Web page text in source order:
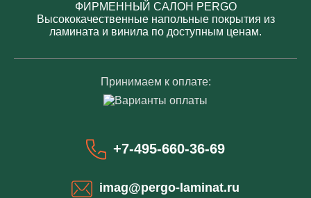
ФИРМЕННЫЙ САЛОН PERGO
Высококачественные напольные покрытия из
ламината и винила по доступным ценам.
Принимаем к оплате:
+7-495-660-36-69
imag@pergo-laminat.ru